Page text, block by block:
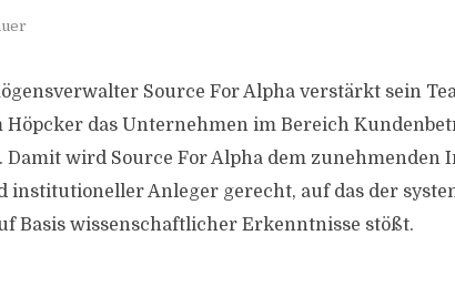
Source For Alpha verstärkt sein
Höpcker das Unternehmen im Bereich
wird Source For Alpha dem zunehmenden
institutioneller Anleger gerecht, auf das der
Basis wissenschaftlicher Erkenntnisse stößt.